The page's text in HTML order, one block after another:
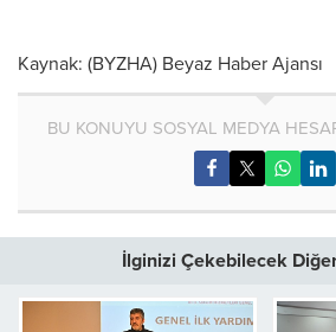
Kaynak: (BYZHA) Beyaz Haber Ajansı
BU KONUYU SOSYAL MEDYA
İlginizi Çekebilecek